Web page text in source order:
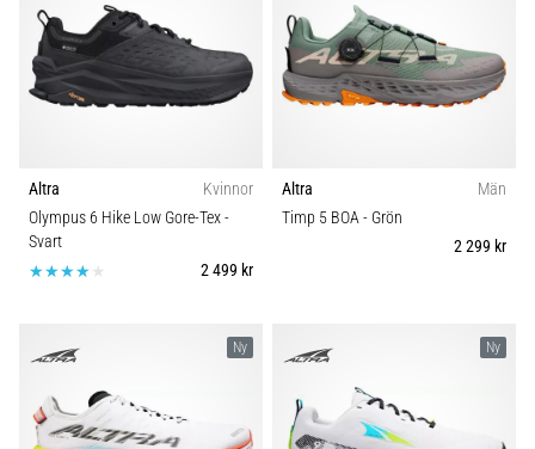
Altra
Kvinnor
Olympus 6 Hike Low Gore-Tex-
Svart
2 499 kr
Altra
Män
Timp 5 BOA- Grön
2 299 kr
Ny Ny